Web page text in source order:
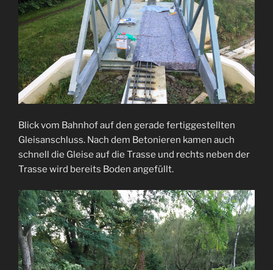
Blick vom Bahnhof auf den gerade fertiggestellten
Gleisanschluss. Nach dem Betonieren kamen auch
schnell die Gleise auf die Trasse und rechts neben der
Trasse wird bereits Boden angefüllt.